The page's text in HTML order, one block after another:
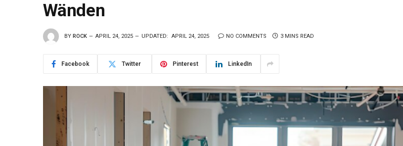
Wänden
BY ROCK APRIL 24, 2025 UPDATED: APRIL 24, 2025 NO COMMENTS 3 MINS READ
Facebook Twitter Pinterest LinkedIn